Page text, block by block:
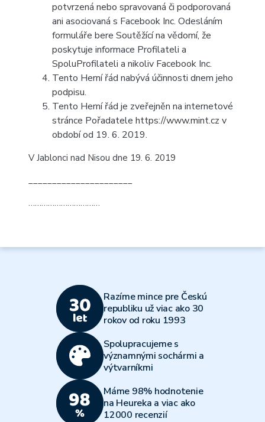
potvrzená nebo spravovaná či podporovaná
ani asociovaná s Facebook Inc. Odesláním
formuláře bere Soutěžící na vědomí, že
poskytuje informace Profilateli a
SpoluProfilateli a nikoliv Facebook Inc.
Tento Herní řád nabývá účinnosti dnem jeho
podpisu.
Tento Herní řád je zveřejněn na internetové
stránce Pořadatele https://www.mint.cz v
období od 19. 6. 2019.
V Jablonci nad Nisou dne 19. 6. 2019
______________________
……………………………
Razíme mince pre Českú
republiku už viac ako 30
rokov od roku 1993
Spolupracujeme s
významnými sochármi a
výtvarníkmi
Máme 98% hodnotenie
na Heureka a viac ako
12000 recenzií